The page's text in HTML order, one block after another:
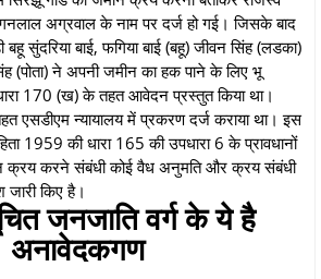
अग्रवाल के नाम पर दर्ज हो गई। जिसके बाद
सुंदरिया बाई, फगिया बाई (बहू) जीवन सिंह (लडका)
(पोता) ने अपनी जमीन का हक पाने के लिए भू
170 (ख) के तहत आवेदन प्रस्तुत किया था।
एसडीएम न्यायालय में प्रकरण दर्ज कराया था। इस
1959 की धारा 165 की उपधारा 6 के प्रावधानों
क्रय करने संबंधी कोई वैध अनुमति और क्रय संबंधी
किए है।
जनजाति वर्ग के ये है
अनावेदकगण